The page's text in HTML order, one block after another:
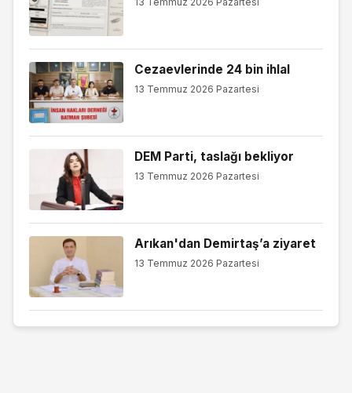
Cezaevlerinde 24 bin ihlal
13 Temmuz 2026 Pazartesi
DEM Parti, taslağı bekliyor
13 Temmuz 2026 Pazartesi
Arıkan'dan Demirtaş’a ziyaret
13 Temmuz 2026 Pazartesi